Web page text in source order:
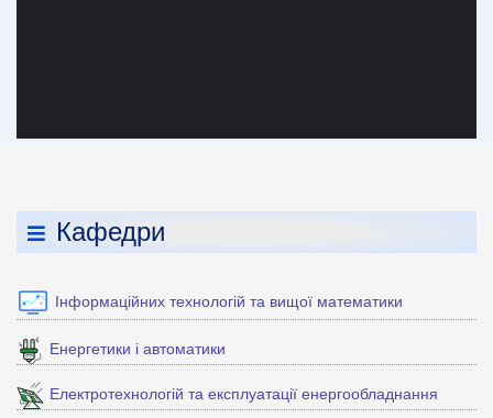
Кафедри
Інформаційних технологій та вищої математики
Енергетики і автоматики
Електротехнологій та експлуатації енергообладнання